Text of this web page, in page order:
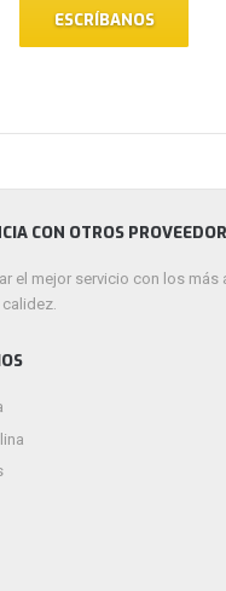
ESCRÍBANOS
CON OTROS
el mejor servicio con los